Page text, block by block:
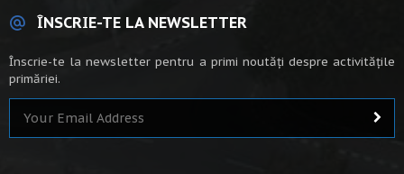
ÎNSCRIE-TE LA NEWSLETTER
Înscrie-te la newsletter pentru a primi noutăți despre activitățile
primăriei.